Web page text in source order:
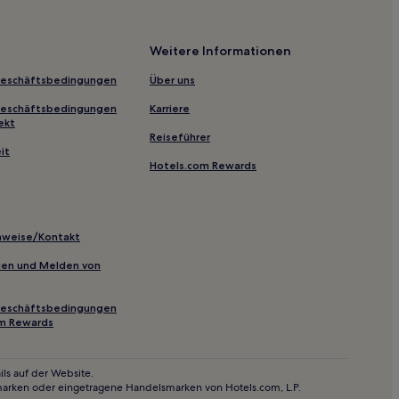
Grande
in Morro de São Paulo
Kontakt
und Melden von
Rewards
Weitere Informationen
Über uns
Karriere
Reiseführer
Hotels.com Rewards
auf der Website.
oder eingetragene Handelsmarken von Hotels.com, L.P.